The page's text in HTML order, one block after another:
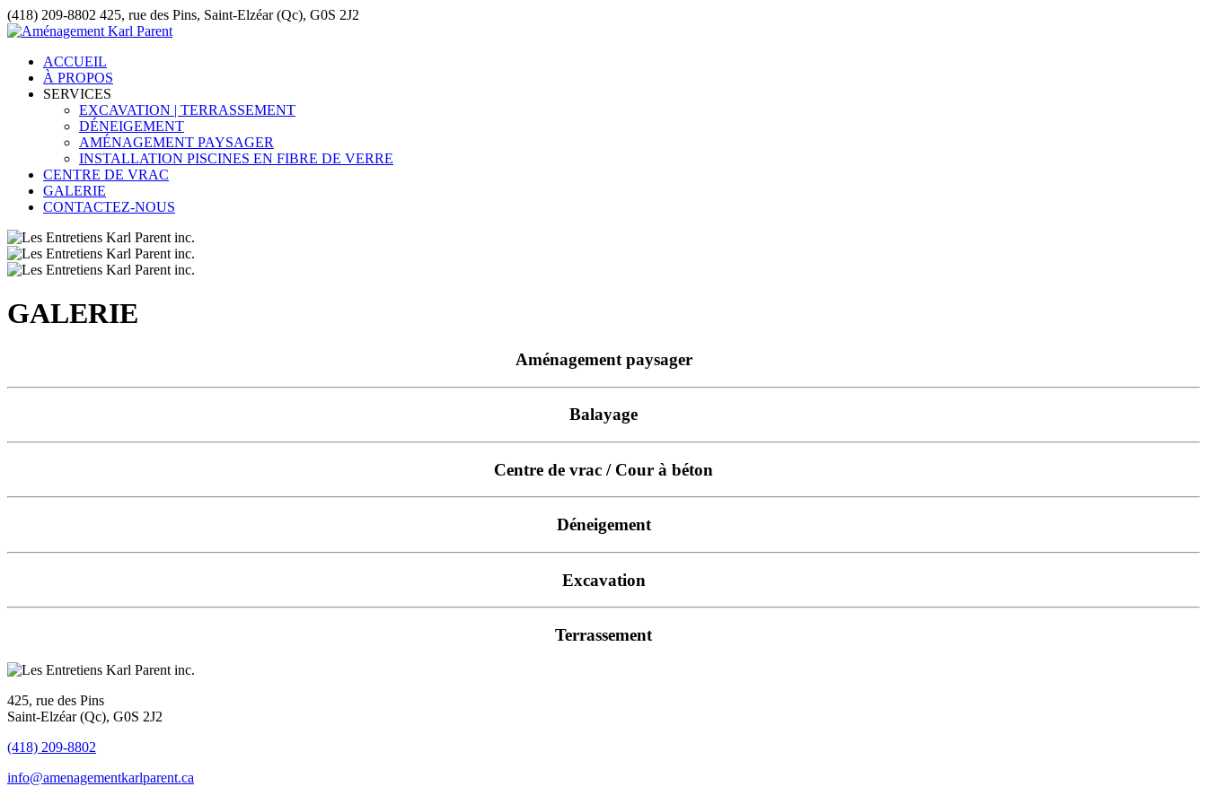
(418) 209-8802 425, rue des Pins, Saint-Elzéar (Qc), G0S 2J2
ACCUEIL
À PROPOS
SERVICES
EXCAVATION | TERRASSEMENT
DÉNEIGEMENT
AMÉNAGEMENT PAYSAGER
INSTALLATION PISCINES EN FIBRE DE VERRE
CENTRE DE VRAC
GALERIE
CONTACTEZ-NOUS
GALERIE
Aménagement paysager
Balayage
Centre de vrac / Cour à béton
Déneigement
Excavation
Terrassement
425, rue des Pins
Saint-Elzéar (Qc), G0S 2J2
(418) 209-8802
info@amenagementkarlparent.ca